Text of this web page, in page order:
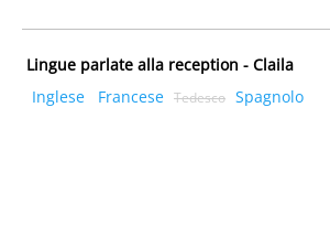
Lingue parlate alla reception - Claila
Inglese
Francese Tedesco Spagnolo